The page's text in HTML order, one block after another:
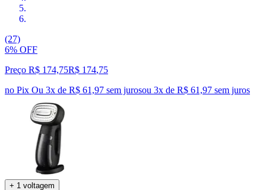
(27)
6% OFF
Preço R$ 174,75R$ 174,75
no Pix Ou 3x de R$ 61,97 sem jurosou 3x de R$ 61,97 sem juros
+ 1 voltagem